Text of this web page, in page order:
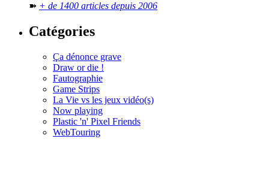
➽ + de 1400 articles depuis 2006
Catégories
Ça dénonce grave
Draw or die !
Fautographie
Game Strips
La Vie vs les jeux vidéo(s)
Now playing
Plastic 'n' Pixel Friends
WebTouring